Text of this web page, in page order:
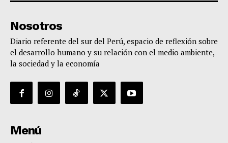
Nosotros
Diario referente del sur del Perú, espacio de reflexión sobre
el desarrollo humano y su relación con el medio ambiente,
la sociedad y la economía
Menú